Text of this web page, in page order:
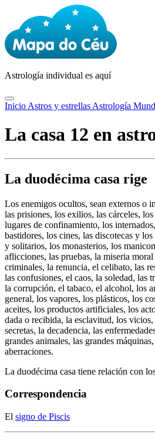
Astrología individual es aquí
Inicio Astros y estrellas Astrología
La casa 12 en
La duodécima casa rige
Los enemigos ocultos, sean externos o
las prisiones, los exilios, las cárceles,
lugares de confinamiento, los
bastidores, los cines, las discotecas y
y solitarios, los monasterios, los
aflicciones, las pruebas, la miseria
criminales, la renuncia, el celibato, las
las confusiones, el caos, la soledad, las
la corrupción, el tabaco, el alcohol, los
general, los vapores, los plásticos, los
aceites, los productos artificiales, los
dada o recibida, la esclavitud, los
secretas, la decadencia, las
grandes animales, las grandes
aberraciones.
La duodécima casa tiene relación con
Correspondencia
El signo de Piscis